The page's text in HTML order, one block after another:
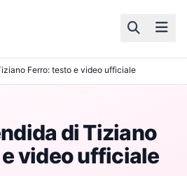
Ferro: testo e video ufficiale
di Tiziano
video ufficiale